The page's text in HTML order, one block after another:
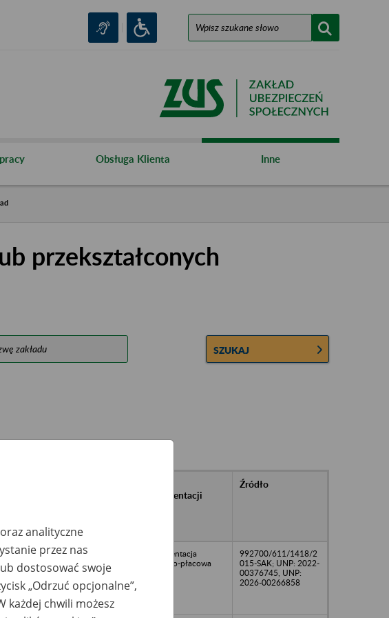
Obsługa Klienta Inne
przekształconych
SZUKAJ
państwowych
dokumentacji
Źródło
Dokumentacja
osobowo-płacowa
992700/611/1418/2
015-SAK; UNP: 2022-
00376745, UNP:
2026-00266858
analityczne
przez nas
dostosować swoje
„Odrzuć opcjonalne”,
każdej chwili możesz